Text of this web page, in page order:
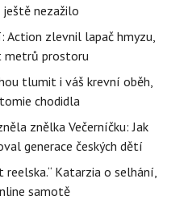
ještě nezažilo
Action zlevnil lapač hmyzu,
metrů prostoru
tlumit i váš krevní oběh,
chodidla
znělka Večerníčku: Jak
generace českých dětí
reelska.“ Katarzia o selhání,
samotě